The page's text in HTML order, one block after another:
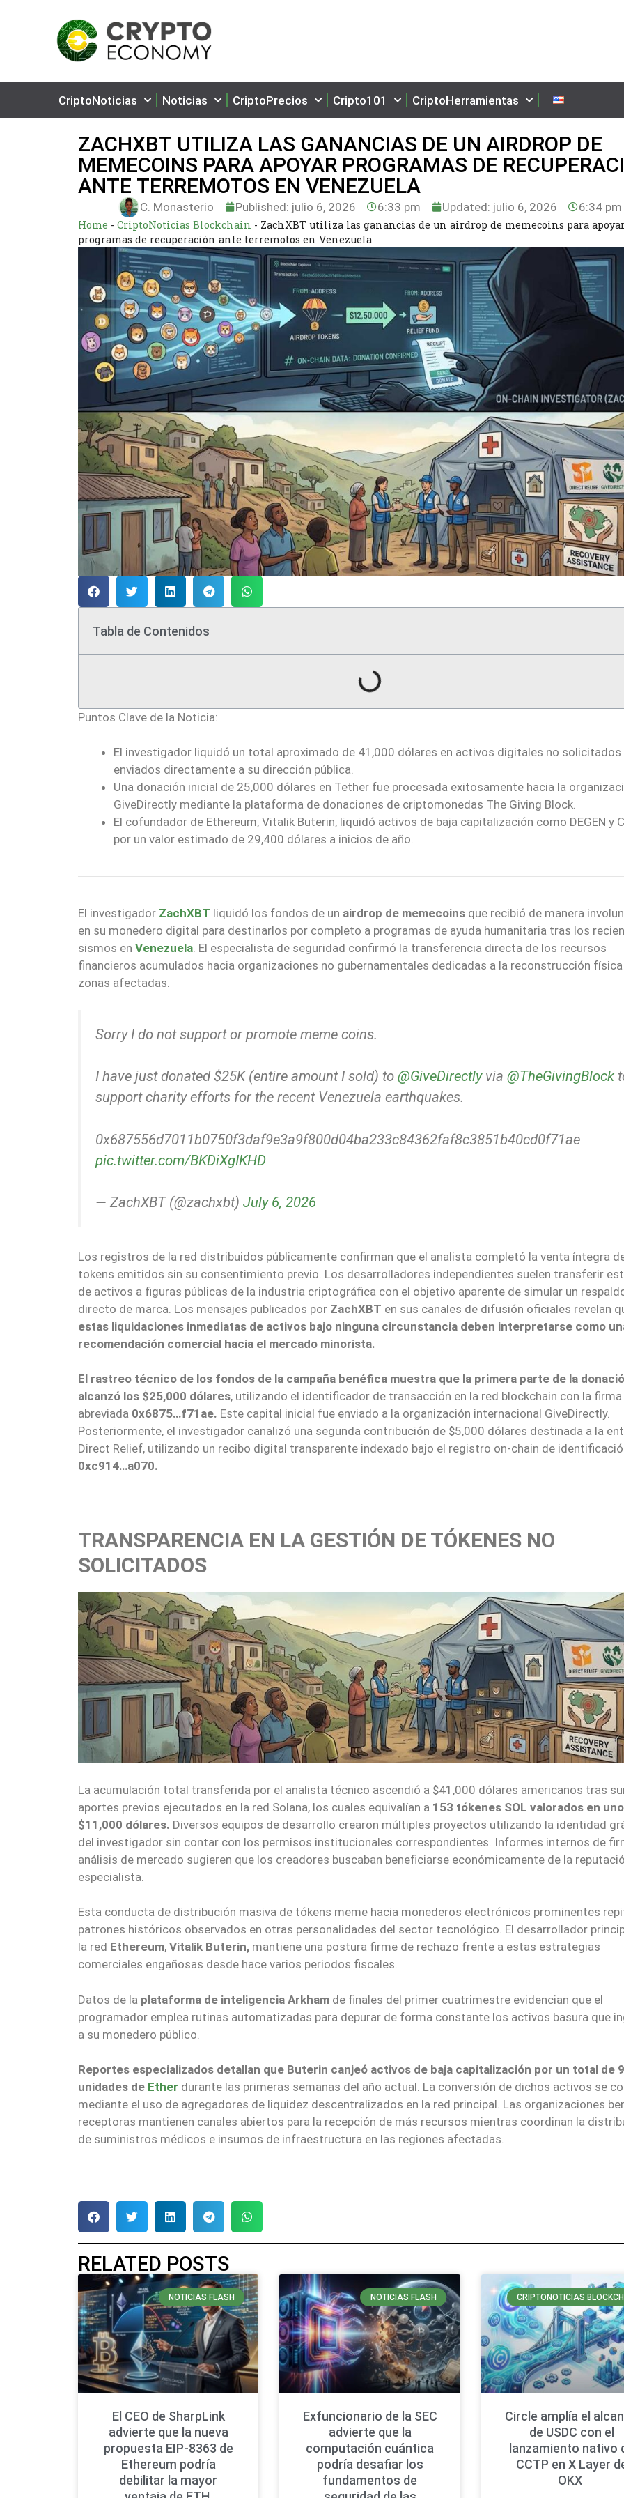
CriptoNoticias Noticias CriptoPrecios Cripto101 CriptoHerramientas
ZACHXBT UTILIZA LAS GANANCIAS DE UN AIRDROP DE
MEMECOINS PARA APOYAR PROGRAMAS DE
ANTE TERREMOTOS EN VENEZUELA
C. Monasterio Published: julio 6, 2026 6:33 pm Updated: julio 6, 2026 6:34 pm
Home - CriptoNoticias Blockchain - ZachXBT utiliza las ganancias de un airdrop de memecoins para
programas de recuperación ante terremotos en Venezuela
Tabla de Contenidos
Puntos Clave de la Noticia:
El investigador liquidó un total aproximado de 41,000 dólares en activos digitales no solicitados
enviados directamente a su dirección pública.
Una donación inicial de 25,000 dólares en Tether fue procesada exitosamente hacia la
GiveDirectly mediante la plataforma de donaciones de criptomonedas The Giving Block.
El cofundador de Ethereum, Vitalik Buterin, liquidó activos de baja capitalización como DEGEN y
por un valor estimado de 29,400 dólares a inicios de año.
El investigador ZachXBT liquidó los fondos de un airdrop de memecoins que recibió de manera
en su monedero digital para destinarlos por completo a programas de ayuda humanitaria tras los
sismos en Venezuela. El especialista de seguridad confirmó la transferencia directa de los recursos
financieros acumulados hacia organizaciones no gubernamentales dedicadas a la reconstrucción física
zonas afectadas.
Sorry I do not support or promote meme coins.
I have just donated $25K (entire amount I sold) to @GiveDirectlyvia @TheGivingBlock
support charity efforts for the recent Venezuela earthquakes.
0x687556d7011b0750f3daf9e3a9f800d04ba233c84362faf8c3851b40cd0f71ae
pic.twitter.com/BKDiXgIKHD
— ZachXBT (@zachxbt) July 6, 2026
Los registros de la red distribuidos públicamente confirman que el analista completó la venta íntegra
tokens emitidos sin su consentimiento previo. Los desarrolladores independientes suelen transferir
de activos a figuras públicas de la industria criptográfica con el objetivo aparente de simular un
directo de marca. Los mensajes publicados por ZachXBT en sus canales de difusión oficiales revelan
estas liquidaciones inmediatas de activos bajo ninguna circunstancia deben interpretarse como
recomendación comercial hacia el mercado minorista.
El rastreo técnico de los fondos de la campaña benéfica muestra que la primera parte de la
alcanzó los $25,000 dólares, utilizando el identificador de transacción en la red blockchain con la firma
abreviada 0x6875…f71ae. Este capital inicial fue enviado a la organización internacional GiveDirectly.
Posteriormente, el investigador canalizó una segunda contribución de $5,000 dólares destinada a la
Direct Relief, utilizando un recibo digital transparente indexado bajo el registro on-chain de
0xc914…a070.
TRANSPARENCIA EN LA GESTIÓN DE TÓKENES NO
SOLICITADOS
La acumulación total transferida por el analista técnico ascendió a $41,000 dólares americanos tras
aportes previos ejecutados en la red Solana, los cuales equivalían a 153 tókenes SOL valorados en
$11,000 dólares. Diversos equipos de desarrollo crearon múltiples proyectos utilizando la identidad
del investigador sin contar con los permisos institucionales correspondientes. Informes internos de
análisis de mercado sugieren que los creadores buscaban beneficiarse económicamente de la
especialista.
Esta conducta de distribución masiva de tókens meme hacia monederos electrónicos prominentes
patrones históricos observados en otras personalidades del sector tecnológico. El desarrollador
la red Ethereum, Vitalik Buterin, mantiene una postura firme de rechazo frente a estas estrategias
comerciales engañosas desde hace varios periodos fiscales.
Datos de la plataforma de inteligencia Arkham de finales del primer cuatrimestre evidencian que el
programador emplea rutinas automatizadas para depurar de forma constante los activos basura que
a su monedero público.
Reportes especializados detallan que Buterin canjeó activos de baja capitalización por un total de
unidades de Ether durante las primeras semanas del año actual. La conversión de dichos activos se
mediante el uso de agregadores de liquidez descentralizados en la red principal. Las organizaciones
receptoras mantienen canales abiertos para la recepción de más recursos mientras coordinan la
de suministros médicos e insumos de infraestructura en las regiones afectadas.
RELATED POSTS
NOTICIAS FLASH
El CEO de SharpLink
advierte que la nueva
propuesta EIP-8363 de
Ethereum podría
debilitar la mayor
NOTICIAS FLASH
Exfuncionario de la SEC
advierte que la
computación cuántica
podría desafiar los
fundamentos de
CRIPTONOTICIAS
Circle amplía el
de USDC con el
lanzamiento nativo
CCTP en X Layer
OKX